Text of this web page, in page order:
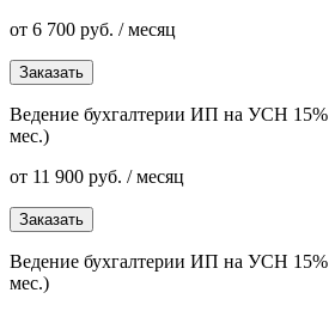
от 6 700 руб. / месяц
Заказать
Ведение бухгалтерии ИП на УСН 15%
мес.)
от 11 900 руб. / месяц
Заказать
Ведение бухгалтерии ИП на УСН 15%
мес.)